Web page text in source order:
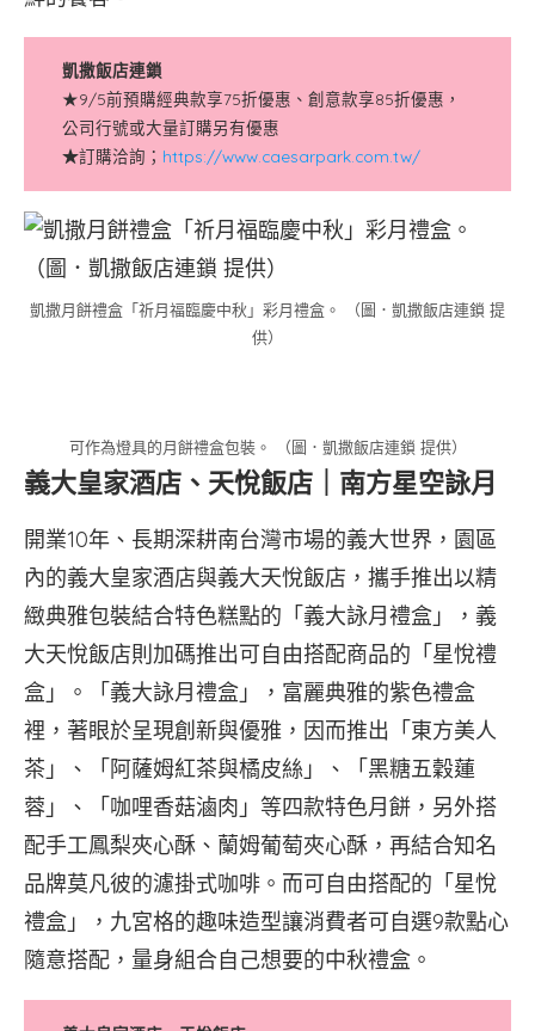
凱撒飯店連鎖
★9/5前預購經典款享75折優惠、創意款享85折優惠，
公司行號或大量訂購另有優惠
★訂購洽詢； https://www.caesarpark.com.tw/
凱撒月餅禮盒「祈月福臨慶中秋」彩月禮盒。 （圖．凱撒飯店連鎖 提
供）
可作為燈具的月餅禮盒包裝。 （圖．凱撒飯店連鎖 提供）
義大皇家酒店、天悅飯店｜南方星空詠月
開業10年、長期深耕南台灣市場的義大世界，園區
內的義大皇家酒店與義大天悅飯店，攜手推出以精
緻典雅包裝結合特色糕點的「義大詠月禮盒」，義
大天悅飯店則加碼推出可自由搭配商品的「星悅禮
盒」。「義大詠月禮盒」，富麗典雅的紫色禮盒
裡，著眼於呈現創新與優雅，因而推出「東方美人
茶」、「阿薩姆紅茶與橘皮絲」、「黑糖五穀蓮
蓉」、「咖哩香菇滷肉」等四款特色月餅，另外搭
配手工鳳梨夾心酥、蘭姆葡萄夾心酥，再結合知名
品牌莫凡彼的濾掛式咖啡。而可自由搭配的「星悅
禮盒」，九宮格的趣味造型讓消費者可自選9款點心
隨意搭配，量身組合自己想要的中秋禮盒。